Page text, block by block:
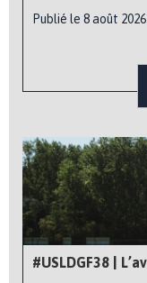
Publié le 8 août 2026
#USLDGF38 |